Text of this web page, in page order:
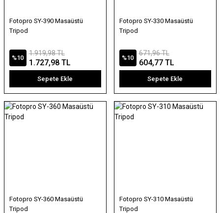
Fotopro SY-390 Masaüstü
Tripod
%10
1.919,98 TL
1.727,98 TL
Sepete Ekle
Fotopro SY-330 Masaüstü
Tripod
%10
671,96 TL
604,77 TL
Sepete Ekle
Fotopro SY-360 Masaüstü
Tripod
Fotopro SY-310 Masaüstü
Tripod